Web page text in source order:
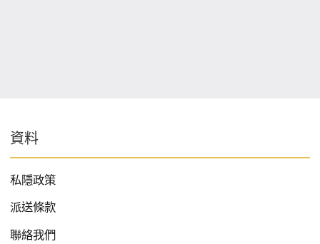
資料
私隱政策
派送條款
聯絡我們